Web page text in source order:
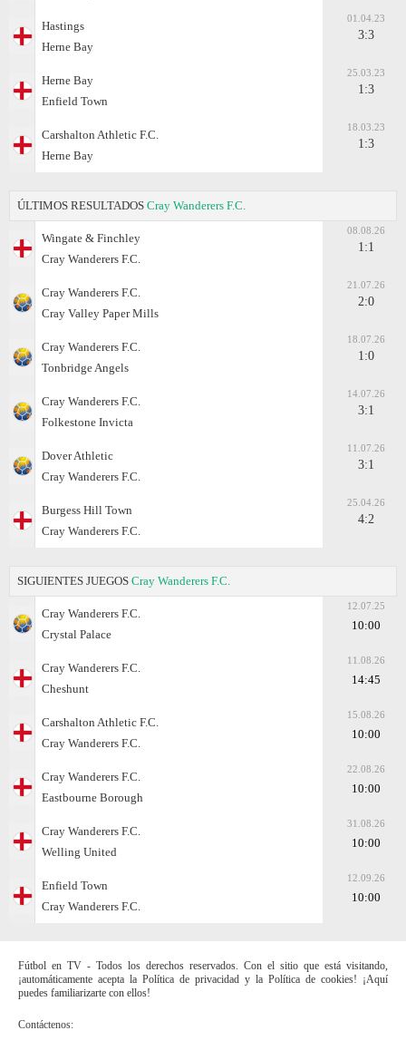
Hastings
Herne Bay
01.04.23
3:3
Herne Bay
Enfield Town
25.03.23
1:3
Carshalton Athletic F.C.
Herne Bay
18.03.23
1:3
ÚLTIMOS RESULTADOS Cray Wanderers F.C.
Wingate & Finchley
Cray Wanderers F.C.
08.08.26
1:1
Cray Wanderers F.C.
Cray Valley Paper Mills
21.07.26
2:0
Cray Wanderers F.C.
Tonbridge Angels
18.07.26
1:0
Cray Wanderers F.C.
Folkestone Invicta
14.07.26
3:1
Dover Athletic
Cray Wanderers F.C.
11.07.26
3:1
Burgess Hill Town
Cray Wanderers F.C.
25.04.26
4:2
SIGUIENTES JUEGOS Cray Wanderers F.C.
Cray Wanderers F.C.
Crystal Palace
12.07.25
10:00
Cray Wanderers F.C.
Cheshunt
11.08.26
14:45
Carshalton Athletic F.C.
Cray Wanderers F.C.
15.08.26
10:00
Cray Wanderers F.C.
Eastbourne Borough
22.08.26
10:00
Cray Wanderers F.C.
Welling United
31.08.26
10:00
Enfield Town
Cray Wanderers F.C.
12.09.26
10:00
Fútbol en TV - Todos los derechos reservados. Con el sitio que está visitando,
¡automáticamente acepta la Política de privacidad y la Política de cookies! ¡Aquí
puedes familiarizarte con ellos!
Contáctenos: